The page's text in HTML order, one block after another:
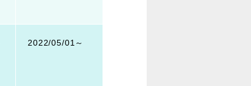
2022/05/01～